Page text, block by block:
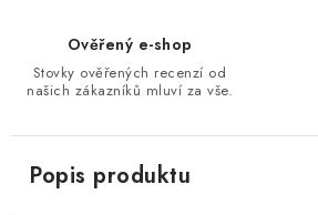
Ověřený e-shop
Stovky ověřených recenzí od
našich zákazníků mluví za vše.
Popis produktu